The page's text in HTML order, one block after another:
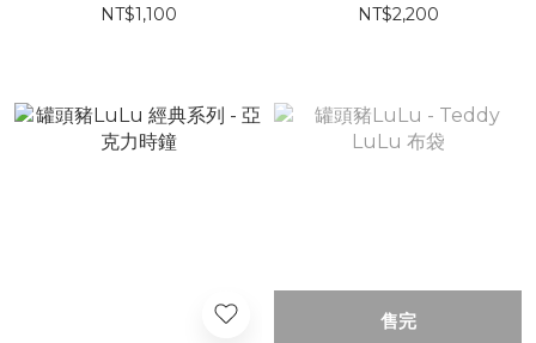
NT$1,100
NT$2,200
售完